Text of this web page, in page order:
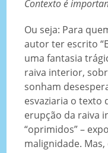
Contexto é
Ou seja: Para
autor ter escrito
uma fantasia
raiva interior,
sonham
esvaziaria o texto
erupção da raiva
“oprimidos” –
malignidade.